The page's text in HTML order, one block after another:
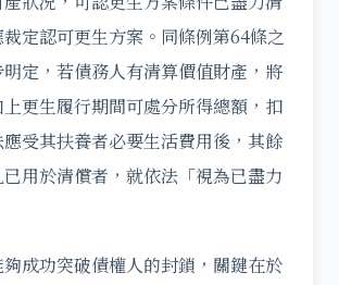
定認可更生方案。同條例第64條之
定，若債務人有清算價值財產，將
更生履行期間可處分所得總額，扣
受其扶養者必要生活費用後，其餘
用於清償者，就依法「視為已盡力
成功突破債權人的封鎖，關鍵在於